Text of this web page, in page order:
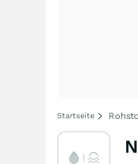
Startseite